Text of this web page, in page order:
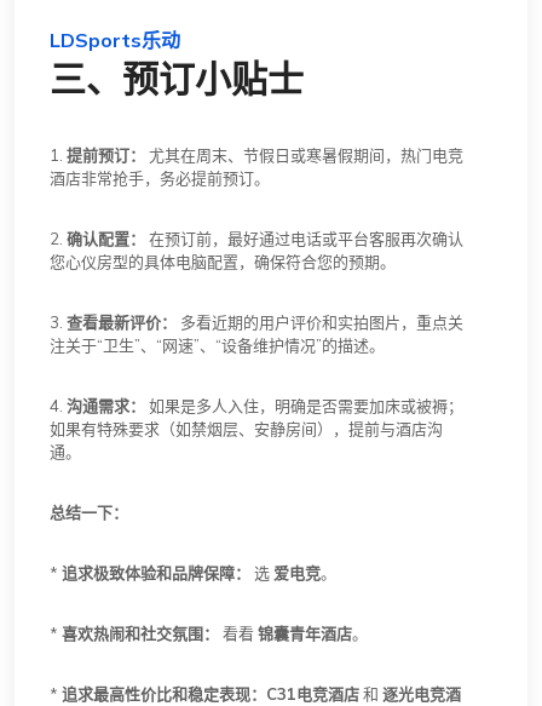
LDSports乐动
三、预订小贴士
1. 提前预订：
尤其在周末、节假日或寒暑假期间，热门电竞
酒店非常抢手，务必提前预订。
2. 确认配置：
在预订前，最好通过电话或平台客服再次确认
您心仪房型的具体电脑配置，确保符合您的预期。
3. 查看最新评价：
多看近期的用户评价和实拍图片，重点关
注关于“卫生”、“网速”、“设备维护情况”的描述。
4. 沟通需求：
如果是多人入住，明确是否需要加床或被褥；
如果有特殊要求（如禁烟层、安静房间），提前与酒店沟
通。
总结一下：
* 追求极致体验和品牌保障： 选 爱电竞。
* 喜欢热闹和社交氛围： 看看锦囊青年酒店。
* 追求最高性价比和稳定表现： C31电竞酒店和 逐光电竞酒